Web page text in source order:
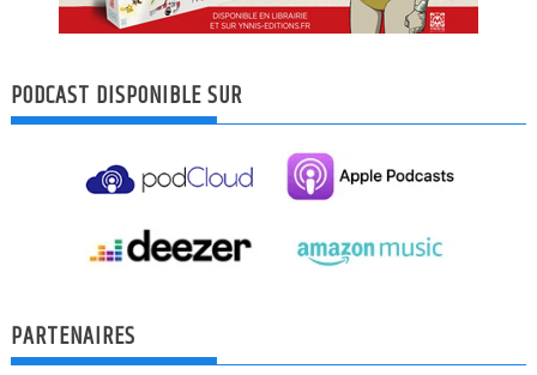
PODCAST DISPONIBLE SUR
PARTENAIRES